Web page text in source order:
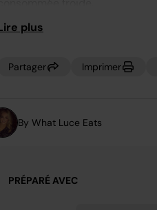
plus
Partager Imprimer
By What Luce Eats
PRÉPARÉ AVEC